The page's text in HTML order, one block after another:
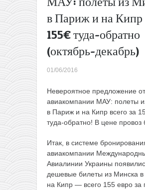
в Париж и на Кипр
155€ туда-обратно
(октябрь-декабрь)
01/06/2016
Невероятное предложение от
авиакомпании МАУ: полеты
в Париж и на Кипр всего за
туда-обратно! В цене провоз
Итак, в системе
авиакомпании
Авиалинии Украины
дешевые билеты из Минска
на Кипр — всего 155 евро за